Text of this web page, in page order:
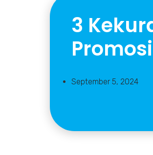
3
September 5, 2024